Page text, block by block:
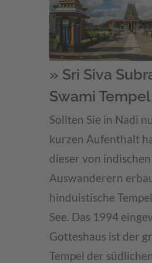
» Sri Siva
Swami Tempel
Sollten Sie in Nadi
kurzen Aufenthalt
dieser von indischen
Auswanderern
hinduistische
See. Das 1994
Gotteshaus ist der
Tempel der südlichen